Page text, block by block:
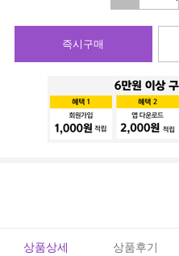
즉시구매
상품상세 상품후기